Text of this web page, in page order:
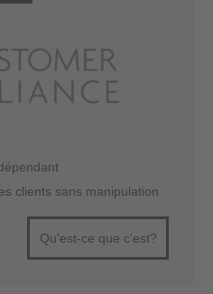
clients sans manipulation
Qu'est-ce que c'est?